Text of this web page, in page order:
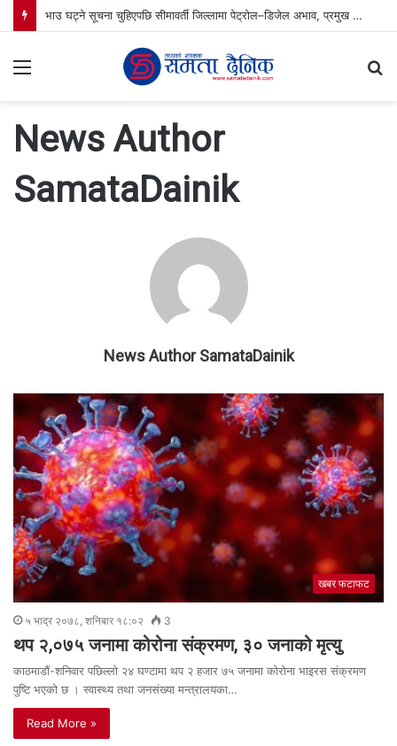
भाउ घट्ने सूचना चुहिएपछि सीमावर्ती जिल्लामा पेट्रोल–डिजेल अभाव, प्रमुख जिल्ला अधिकारीको नेतृत्वमा पेट्रोल पम्प अनुगमन
News Author
SamataDainik
News Author SamataDainik
खबर फटाफट
५ भाद्र २०७८, शनिबार १८:०२ 3
थप २,०७५ जनामा कोरोना संक्रमण, ३० जनाको मृत्यु
काठमाडौं-शनिवार पछिल्लो २४ घण्टामा थप २ हजार ७५ जनामा कोरोना भाइरस संक्रमण
पुष्टि भएको छ । स्वास्थ्य तथा जनसंख्या मन्त्रालयका…
Read More »